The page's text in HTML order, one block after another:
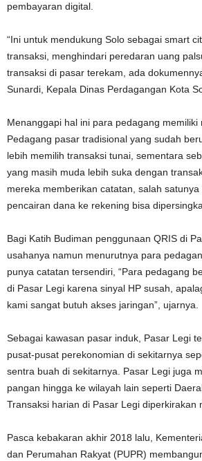
pembayaran digital.
“Ini untuk mendukung Solo sebagai smart
transaksi, menghindari peredaran uang
transaksi di pasar terekam, ada
Sunardi, Kepala Dinas Perdagangan Kota
Menanggapi hal ini para pedagang memiliki
Pedagang pasar tradisional yang sudah
lebih memilih transaksi tunai, sementara
yang masih muda lebih suka dengan
mereka memberikan catatan, salah
pencairan dana ke rekening bisa
Bagi Katih Budiman penggunaan QRIS di
usahanya namun menurutnya para
punya catatan tersendiri, “Para pedagang
di Pasar Legi karena sinyal HP susah,
kami sangat butuh akses jaringan”, ujarnya.
Sebagai kawasan pasar induk, Pasar Legi
pusat-pusat perekonomian di sekitarnya
sentra buah di sekitarnya. Pasar Legi juga
pangan hingga ke wilayah lain seperti
Transaksi harian di Pasar Legi diperkirakan
Pasca kebakaran akhir 2018 lalu,
dan Perumahan Rakyat (PUPR)